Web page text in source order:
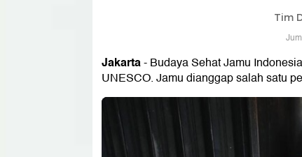
Tim
Jakarta- Budaya Sehat Jamu
UNESCO. Jamu dianggap salah satu